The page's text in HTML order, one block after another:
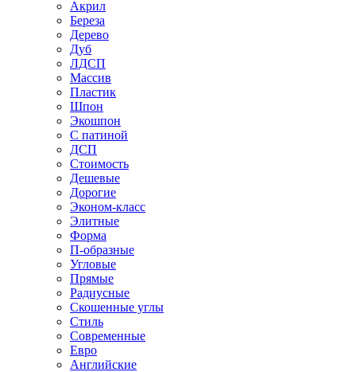
Акрил
Береза
Дерево
Дуб
ЛДСП
Массив
Пластик
Шпон
Экошпон
С патиной
ДСП
Стоимость
Дешевые
Дорогие
Эконом-класс
Элитные
Форма
П-образные
Угловые
Прямые
Радиусные
Скошенные углы
Стиль
Современные
Евро
Английские